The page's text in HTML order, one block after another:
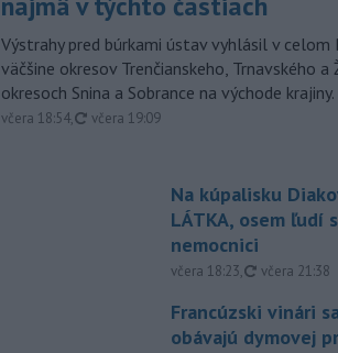
Výstrahy pred búrkami ústav vyhlásil v
väčšine okresov Trenčianskeho, Trnavského a
okresoch Snina a Sobrance na východe krajiny.
včera 18:54, aktualizované
včera 19:09
Na kúpalisku
LÁTKA, osem ľudí
nemocnici
včera 18:23, aktualizované
včera 21:38
Francúzski vinári
obávajú dymovej